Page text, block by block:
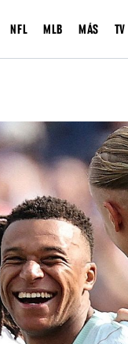
NFL MLB MÁS TV